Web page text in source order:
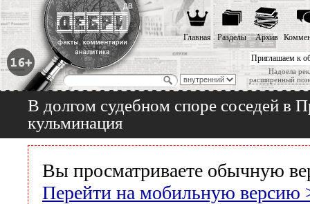
Приглашаем к
Надоела
расширенный
Главная Разделы Архив
В долгом судебном споре соседей в
кульминация
Вы просматриваете обычную
Перейти на мобильную версию